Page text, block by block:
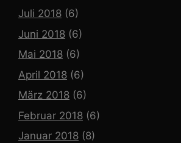
Juli 2018 (6)
Juni 2018 (6)
Mai 2018 (6)
April 2018 (6)
März 2018 (6)
Februar 2018 (6)
Januar 2018 (8)